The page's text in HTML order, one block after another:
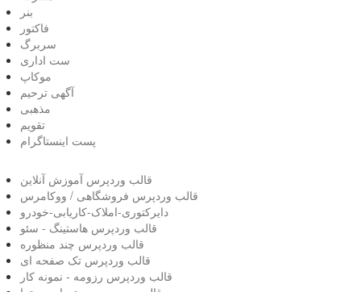
بنر
فاکتور
سربرگ
ست اداری
موکاپ
آگهی ترحیم
مذهبی
تقویم
پست اینستاگرام
قالب وردپرس آموزش آنلاین
قالب وردپرس فروشگاهی / ووکامرس
دایرکتوری-املاک-کاریابی-خودرو
قالب وردپرس هاستینگ - سئو
قالب وردپرس چند منظوره
قالب وردپرس تک صفحه ای
قالب وردپرس رزومه - نمونه کار